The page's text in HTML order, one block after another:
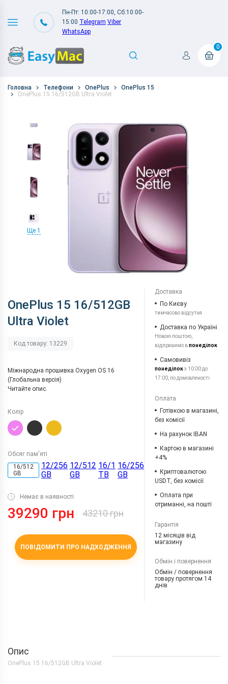
Пн-Пт: 10:00-17:00, Сб:10:00-
15:00 Telegram Viber
WhatsApp
0
Головна Телефони OnePlus
OnePlus 15
OnePlus 15 16/512GB Ultra Violet
Ще 1
OnePlus 15 16/512GB
Ultra Violet
Код товару: 13229
Міжнародна прошивка Oxygen OS 16
(Глобальна версія)
Читайте опис.
Колір
Обсяг пам'яті
16/512
GB
12/256
GB
12/512
GB
16/1
TB
16/256
GB
Немає в наявності
39290 грн 43210 грн
ПОВІДОМИТИ ПРО НАДХОДЖЕННЯ
Доставка
По Києву
тимчасово відсутня
Доставка по Україні
Новою поштою,
відправимо впонеділок
Самовивіз
понеділокз 10:00 до
17:00, по домовленості
Оплата
Готівкою в магазині,
без комісії
На рахунок IBAN
Картою в магазині
+4%
Криптовалютою
USDT, без комісії
Оплата при
отриманні, на пошті
Гарантія
12 місяців від
магазину
Обмін і повернення
Обмін / повернення
товару протягом 14
днів
Опис
OnePlus 15 16/512GB Ultra Violet